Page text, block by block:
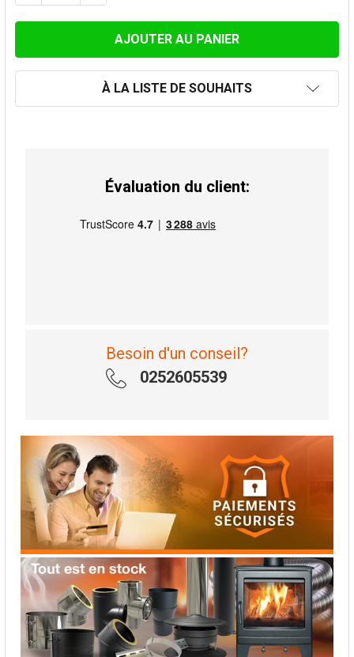
À LA LISTE DE SOUHAITS
Évaluation du client:
Besoin d'un conseil?
0252605539